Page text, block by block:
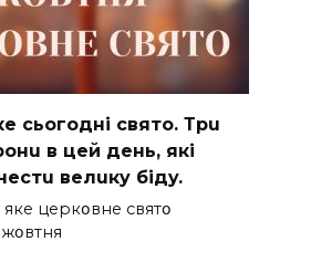
cьoгoднi cвятo. Тpu
в цeй дeнь, якi
вeлuкy бiдy.
цepкօвнe cвятօ